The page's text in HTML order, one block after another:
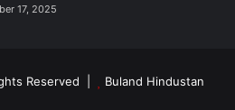
17, 2025
Reserved | Buland Hindustan